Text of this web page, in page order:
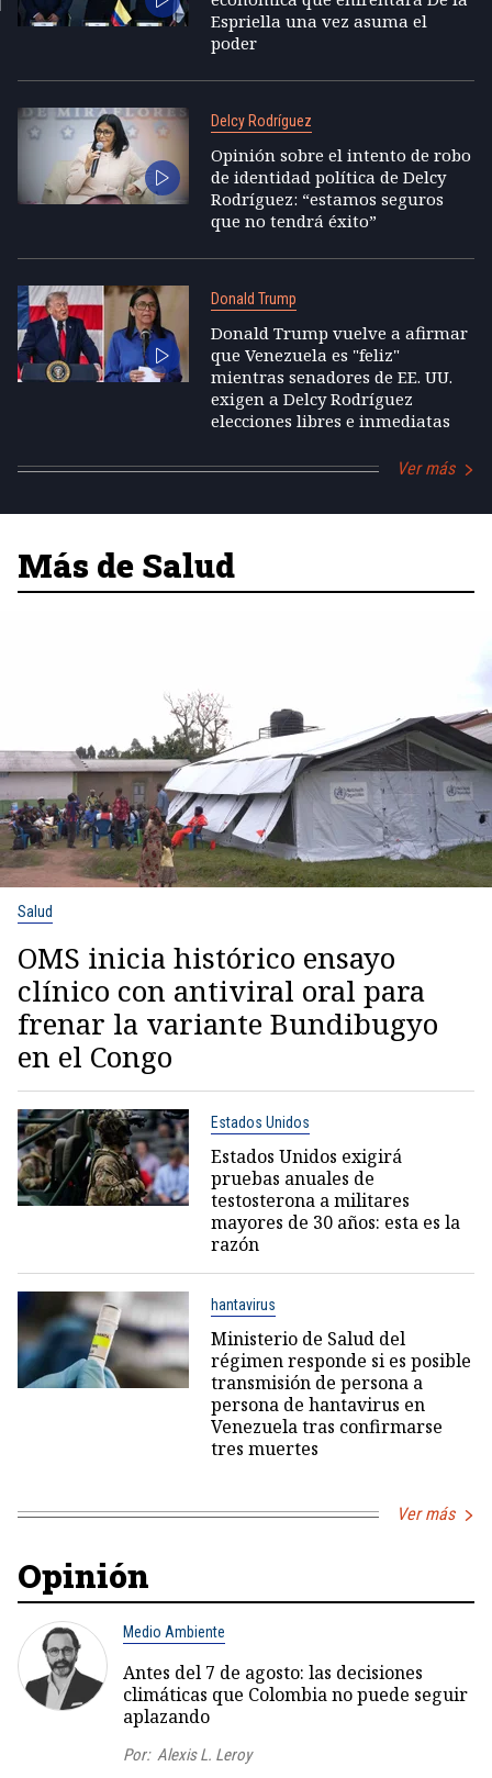
Espriella una vez asuma el
poder
Delcy Rodríguez
Opinión sobre el intento de robo
de identidad política de Delcy
Rodríguez: “estamos seguros
que no tendrá éxito”
Donald Trump
Donald Trump vuelve a afirmar
que Venezuela es "feliz"
mientras senadores de EE. UU.
exigen a Delcy Rodríguez
elecciones libres e inmediatas
Ver más
Más de Salud
Salud
OMS inicia histórico ensayo
clínico con antiviral oral para
frenar la variante Bundibugyo
en el Congo
Estados Unidos
Estados Unidos exigirá
pruebas anuales de
testosterona a militares
mayores de 30 años: esta es la
razón
hantavirus
Ministerio de Salud del
régimen responde si es posible
transmisión de persona a
persona de hantavirus en
Venezuela tras confirmarse
tres muertes
Ver más
Opinión
Medio Ambiente
Antes del 7 de agosto: las decisiones
climáticas que Colombia no puede seguir
aplazando
Por: Alexis L. Leroy